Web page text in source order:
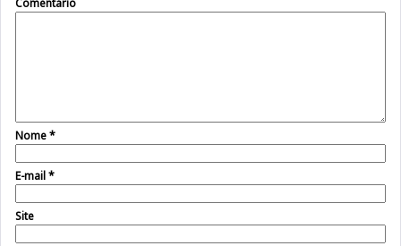
Nome*
E-mail*
Site